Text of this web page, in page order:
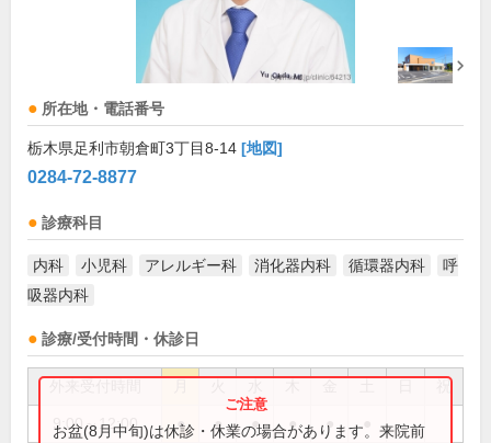
所在地・電話番号
栃木県足利市朝倉町3丁目8-14 [地図]
0284-72-8877
診療科目
内科 小児科 アレルギー科 消化器内科 循環器内科
呼
吸器内科
診療/受付時間・休診日
祝
9:00～12:00 ● ● ● ● ●
お盆(8月中旬)は休診・休業の場合があります。来院前